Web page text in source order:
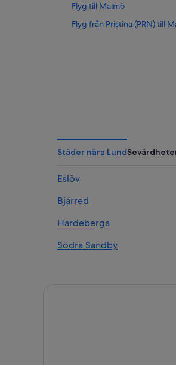
Flyg till Malmö
Flyg från Pristina (PRN) till
Städer nära Lund
Eslöv
Bjärred
Hardeberga
Södra Sandby